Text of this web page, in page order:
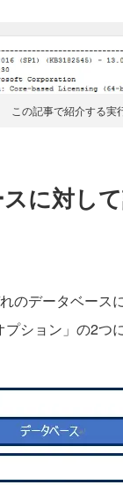
この記事で紹介する実
に対し
のデータベース
ション」の2つ